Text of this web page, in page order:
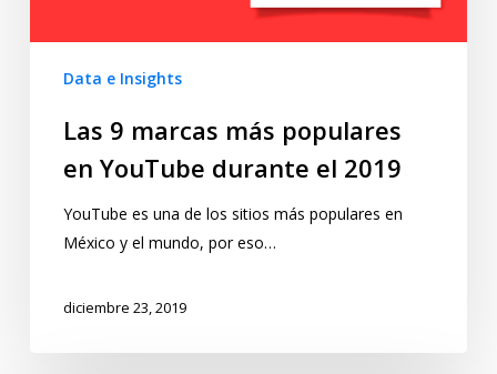
Data e Insights
Las 9 marcas más populares
en YouTube durante el 2019
YouTube es una de los sitios más populares en
México y el mundo, por eso…
diciembre 23, 2019